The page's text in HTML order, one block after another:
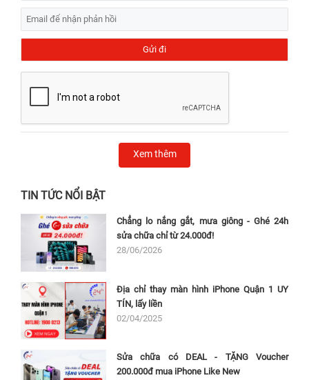
Xem thêm
TIN TỨC NỔI BẬT
Chẳng lo nắng gắt, mưa giông - Ghé 24h
sửa chữa chỉ từ 24.000đ!
28/06/2026
Địa chỉ thay màn hình iPhone Quận 1 UY
TÍN, lấy liền
02/04/2025
Sửa chữa có DEAL - TẶNG Voucher
200.000đ mua iPhone Like New